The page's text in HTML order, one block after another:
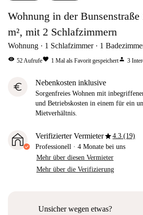
Wohnung in der
m², mit 2 Schlafzimmern
Wohnung 1 Schlafzimmer 1
visibility 52Aufrufefavorite 1 Mal als Favorit gespeichertperson 3
euro Nebenkosten inklusive
Sorgenfreies Wohnen mit
und Betriebskosten in einem für ein
Mietverhältnis.
Verifizierter Vermieterstar4.3 (19)
Professionell · 4 Monate bei uns
Mehr über diesen Vermieter
Mehr über die Verifizierung
Unsicher wegen etwas?